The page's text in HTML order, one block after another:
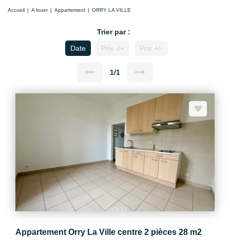
Accueil A louer Appartement ORRY LA VILLE
Trier par :
Date
Prix -/+ Prix +/-
1/1
Appartement Orry La Ville centre 2 pièces 28 m2